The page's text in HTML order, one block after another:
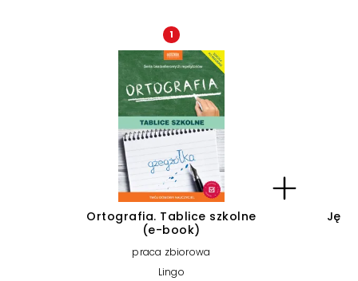
1
Ortografia. Tablice szkolne
(e-book)
praca zbiorowa
Lingo